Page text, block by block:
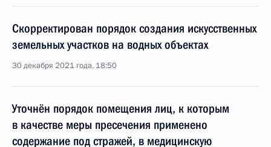
Скорректирован порядок создания искусственных
земельных участков на водных объектах
30 декабря 2021 года, 18:50
Уточнён порядок помещения лиц, к которым
в качестве меры пресечения применено
содержание под стражей, в медицинскую